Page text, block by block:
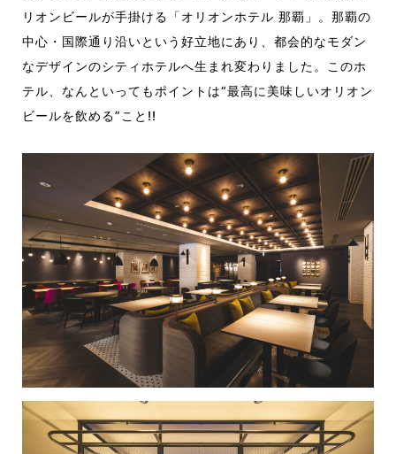
リオンビールが手掛ける「オリオンホテル 那覇」。那覇の
中心・国際通り沿いという好立地にあり、都会的なモダン
なデザインのシティホテルへ生まれ変わりました。このホ
テル、なんといってもポイントは“最高に美味しいオリオン
ビールを飲める”こと!!